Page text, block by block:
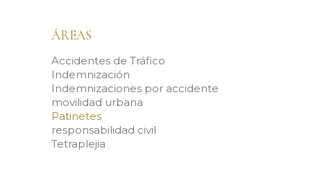
ÁREAS
Accidentes de Tráfico
Indemnización
Indemnizaciones por accidente
movilidad urbana
Patinetes
responsabilidad civil
Tetraplejia